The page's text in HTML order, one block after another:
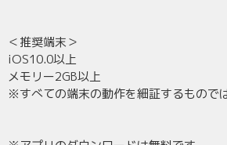
＜推奨端末＞
iOS10.0以上
メモリー2GB以上
※すべての端末の動作を細証するもので